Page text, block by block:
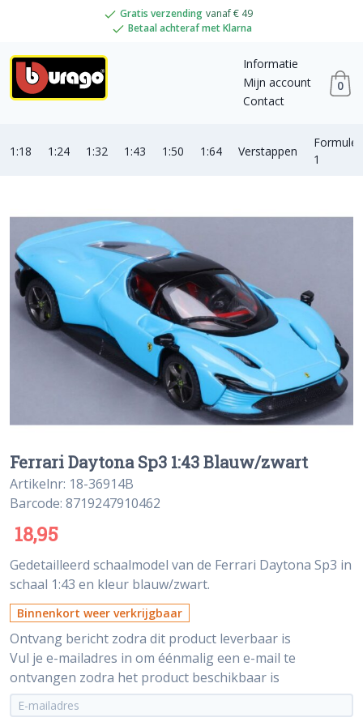
Gratis verzending vanaf € 49
Betaal achteraf met Klarna
Informatie
Mijn account
Contact
0
1:18 1:24 1:32 1:43 1:50 1:64 Verstappen
Formule
1
Ferrari Daytona Sp3 1:43 Blauw/zwart
Artikelnr: 18-36914B
Barcode: 8719247910462
18,95
Gedetailleerd schaalmodel van de Ferrari Daytona Sp3 in
schaal 1:43 en kleur blauw/zwart.
Binnenkort weer verkrijgbaar
Ontvang bericht zodra dit product leverbaar is
Vul je e-mailadres in om éénmalig een e-mail te
ontvangen zodra het product beschikbaar is